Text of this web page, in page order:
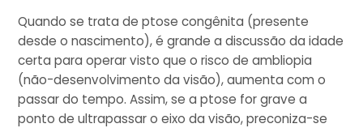
Quando se trata de ptose congênita (presente
desde o nascimento), é grande a discussão da idade
certa para operar visto que o risco de ambliopia
(não-desenvolvimento da visão), aumenta com o
passar do tempo. Assim, se a ptose for grave a
ponto de ultrapassar o eixo da visão, preconiza-se